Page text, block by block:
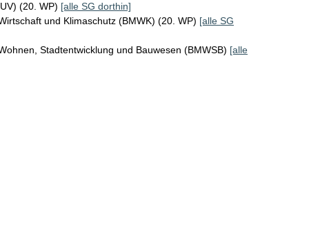
(20. WP) [alle SG dorthin]
und Klimaschutz (BMWK) (20. WP) [alle SG
Stadtentwicklung und Bauwesen (BMWSB) [alle